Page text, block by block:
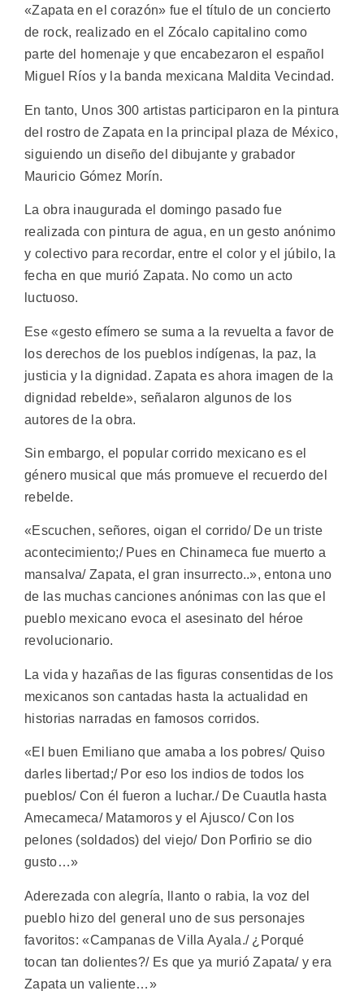
«Zapata en el corazón» fue el título de un concierto
de rock, realizado en el Zócalo capitalino como
parte del homenaje y que encabezaron el español
Miguel Ríos y la banda mexicana Maldita Vecindad.
En tanto, Unos 300 artistas participaron en la pintura
del rostro de Zapata en la principal plaza de México,
siguiendo un diseño del dibujante y grabador
Mauricio Gómez Morín.
La obra inaugurada el domingo pasado fue
realizada con pintura de agua, en un gesto anónimo
y colectivo para recordar, entre el color y el júbilo, la
fecha en que murió Zapata. No como un acto
luctuoso.
Ese «gesto efímero se suma a la revuelta a favor de
los derechos de los pueblos indígenas, la paz, la
justicia y la dignidad. Zapata es ahora imagen de la
dignidad rebelde», señalaron algunos de los
autores de la obra.
Sin embargo, el popular corrido mexicano es el
género musical que más promueve el recuerdo del
rebelde.
«Escuchen, señores, oigan el corrido/ De un triste
acontecimiento;/ Pues en Chinameca fue muerto a
mansalva/ Zapata, el gran insurrecto..», entona uno
de las muchas canciones anónimas con las que el
pueblo mexicano evoca el asesinato del héroe
revolucionario.
La vida y hazañas de las figuras consentidas de los
mexicanos son cantadas hasta la actualidad en
historias narradas en famosos corridos.
«El buen Emiliano que amaba a los pobres/ Quiso
darles libertad;/ Por eso los indios de todos los
pueblos/ Con él fueron a luchar./ De Cuautla hasta
Amecameca/ Matamoros y el Ajusco/ Con los
pelones (soldados) del viejo/ Don Porfirio se dio
gusto…»
Aderezada con alegría, llanto o rabia, la voz del
pueblo hizo del general uno de sus personajes
favoritos: «Campanas de Villa Ayala./ ¿Porqué
tocan tan dolientes?/ Es que ya murió Zapata/ y era
Zapata un valiente…»